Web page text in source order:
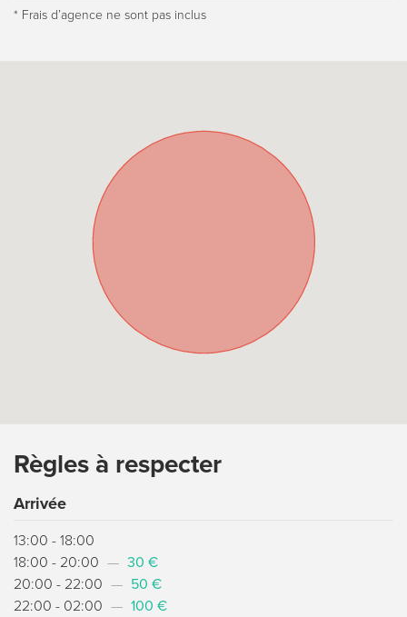
* Frais dʼagence ne sont pas inclus
Règles à respecter
Arrivée
13:00 - 18:00
18:00 - 20:00 — 30 €
20:00 - 22:00 — 50 €
22:00 - 02:00 — 100 €